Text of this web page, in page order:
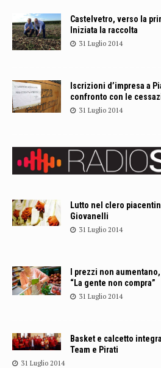
Castelvetro, verso la
Iniziata la raccolta
31 Luglio 2014
Iscrizioni d’impresa a
confronto con le
31 Luglio 2014
Lutto nel clero
Giovanelli
31 Luglio 2014
I prezzi non
“La gente non compra”
31 Luglio 2014
Basket e calcetto
Team e Pirati
31 Luglio 2014